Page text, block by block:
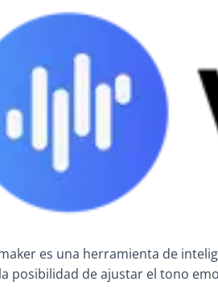
es una herramienta de
posibilidad de ajustar el tono